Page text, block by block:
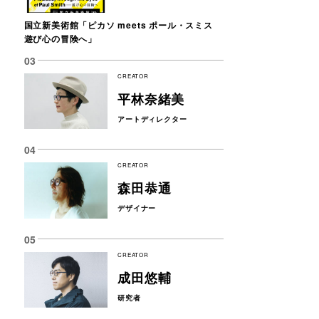
国立新美術館「ピカソ meets ポール・スミス
遊び心の冒険へ」
CREATOR
平林奈緒美
アートディレクター
CREATOR
森田恭通
デザイナー
CREATOR
成田悠輔
研究者